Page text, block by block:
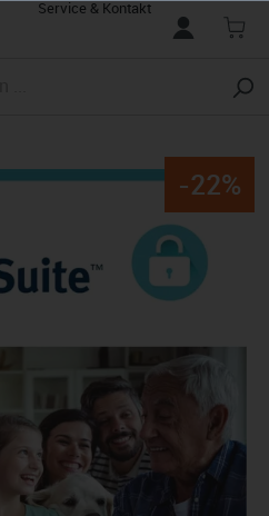
Service & Kontakt
-22%